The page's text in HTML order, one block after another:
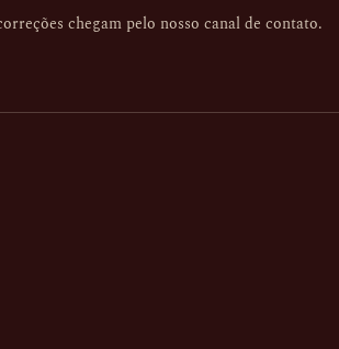
chegam pelo nosso canal de contato.